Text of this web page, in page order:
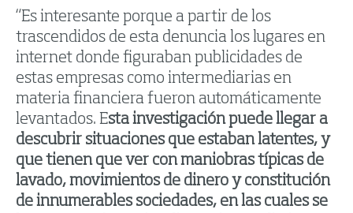
“Es interesante porque a partir de los
trascendidos de esta denuncia los lugares en
internet donde figuraban publicidades de
estas empresas como intermediarias en
materia financiera fueron automáticamente
levantados. Esta investigación puede llegar a
descubrir situaciones que estaban latentes, y
que tienen que ver con maniobras típicas de
lavado, movimientos de dinero y constitución
de innumerables sociedades, en las cuales se